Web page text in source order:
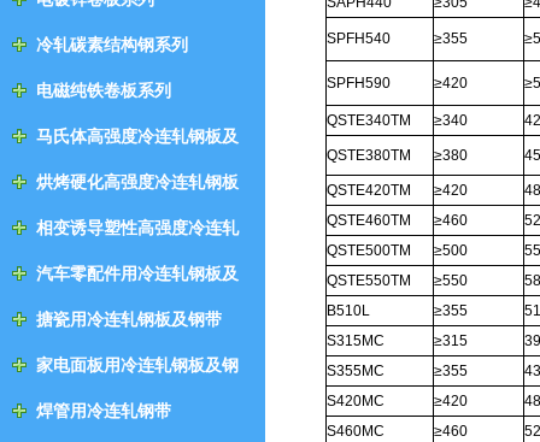
冷轧碳素结构钢系列
电磁纯铁卷板系列
马氏体高强度冷连轧钢板及
钢带烘烤硬化高强度冷连轧钢板
及钢带
相变诱导塑性高强度冷连轧
钢板及钢带
汽车零配件用冷连轧钢板及
钢带搪瓷用冷连轧钢板及钢带
家电面板用冷连轧钢板及钢
带
焊管用冷连轧钢带
SPFH540 ≥355
SPFH590 ≥420
QSTE340TM ≥340
QSTE380TM ≥380
QSTE420TM ≥420
QSTE460TM
≥460
QSTE500TM
≥500
QSTE550TM
≥550
B510L
≥355
S315MC
≥315
S355MC
≥355
S420MC
≥420
S460MC
≥460